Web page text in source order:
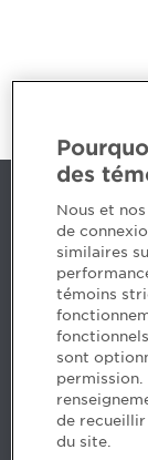
Nous joindre
5, Place Ville
H3B 2G2
Des
Envie de
les postes
des
Nous et
de
similaires
témoins
sont
de
du site.